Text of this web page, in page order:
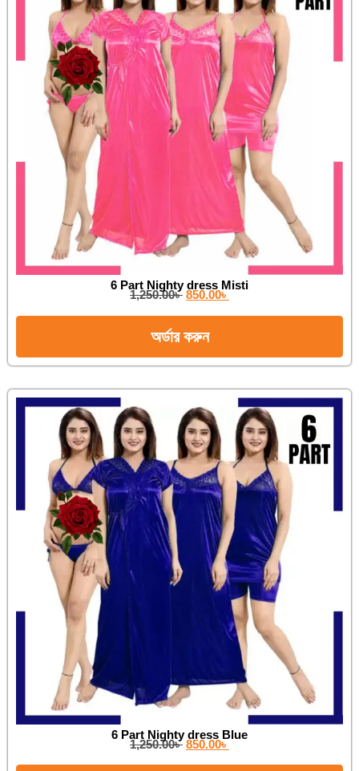
6 Part Nighty dress Misti
1,250.00৳ 850.00৳
অর্ডার করুন
6 Part Nighty dress Blue
1,250.00৳ 850.00৳